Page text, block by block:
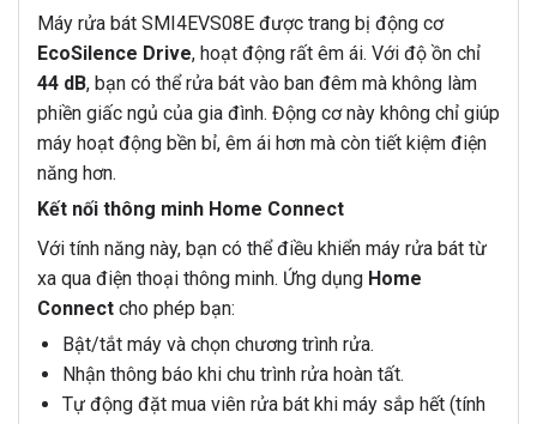
Máy rửa bát SMI4EVS08E được trang bị động cơ
EcoSilence Drive, hoạt động rất êm ái. Với độ ồn chỉ
44 dB, bạn có thể rửa bát vào ban đêm mà không làm
phiền giấc ngủ của gia đình. Động cơ này không chỉ giúp
máy hoạt động bền bỉ, êm ái hơn mà còn tiết kiệm điện
năng hơn.
Kết nối thông minh Home Connect
Với tính năng này, bạn có thể điều khiển máy rửa bát từ
xa qua điện thoại thông minh. Ứng dụng Home
Connect cho phép bạn:
Bật/tắt máy và chọn chương trình rửa.
Nhận thông báo khi chu trình rửa hoàn tất.
Tự động đặt mua viên rửa bát khi máy sắp hết (tính